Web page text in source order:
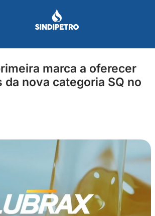
marca a oferecer
nova categoria SQ no